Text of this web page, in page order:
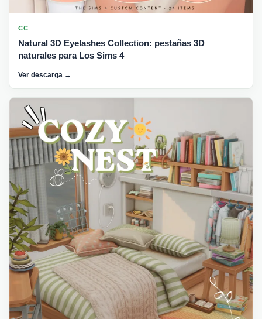
CC
Natural 3D Eyelashes Collection: pestañas 3D
naturales para Los Sims 4
Ver descarga →